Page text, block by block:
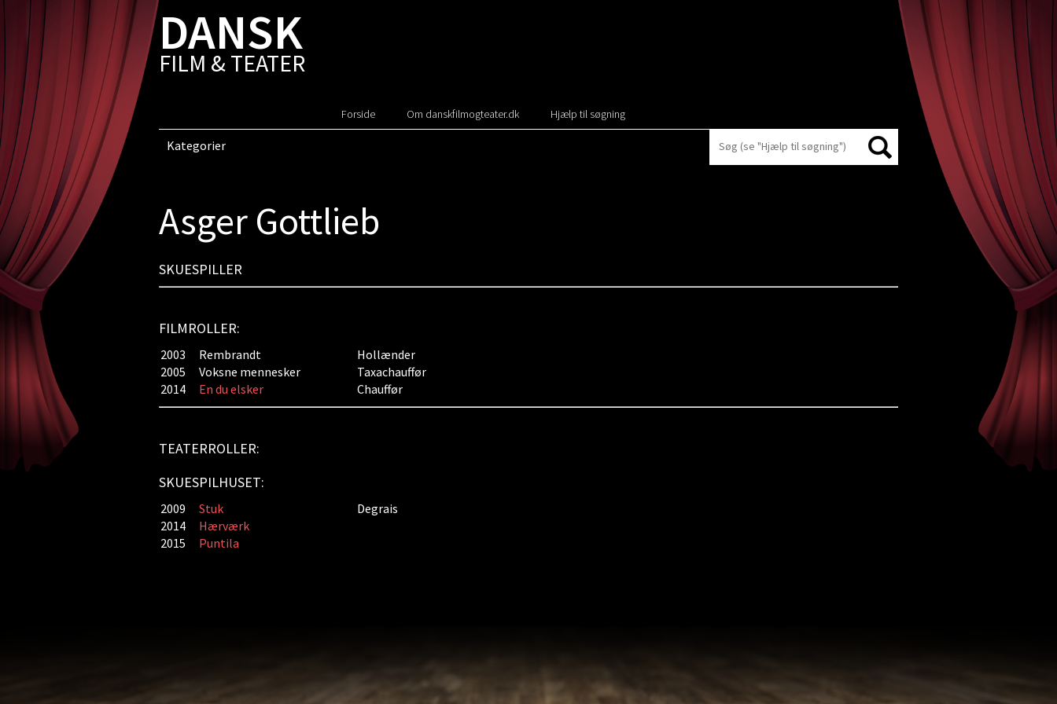
DANSK
FILM & TEATER
Forside Om danskfilmogteater.dk Hjælp til søgning
Kategorier
Asger Gottlieb
SKUESPILLER
FILMROLLER:
2003 Rembrandt
Hollænder
2005
Voksne mennesker
Taxachauffør
2014
En du elsker Chauffør
TEATERROLLER:
SKUESPILHUSET:
2009 Stuk
Degrais
2014
Hærværk
2015
Puntila